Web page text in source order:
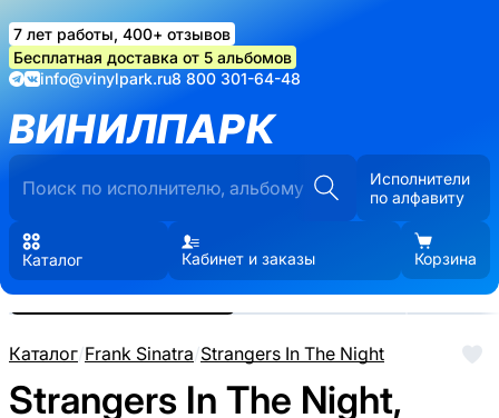
7 лет работы, 400+ отзывов
Бесплатная доставка от 5 альбомов
info@vinylpark.ru8 800 301-64-48
ВИНИЛПАРК
Исполнители
по алфавиту
Каталог Кабинет и заказы Корзина
Каталог/Frank Sinatra/Strangers In The Night
Strangers In The Night,
Реальные фото пластинки.
Нажмите, чтобы увеличить